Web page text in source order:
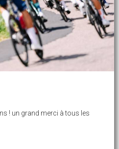
! un grand merci à tous les